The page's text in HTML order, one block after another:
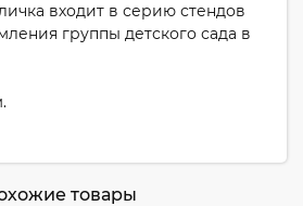
входит в серию стендов
группы детского сада в
товары